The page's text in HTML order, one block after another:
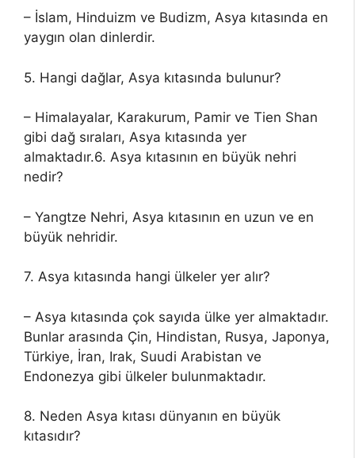
– İslam, Hinduizm ve Budizm, Asya kıtasında en
yaygın olan dinlerdir.
5. Hangi dağlar, Asya kıtasında bulunur?
– Himalayalar, Karakurum, Pamir ve Tien Shan
gibi dağ sıraları, Asya kıtasında yer
almaktadır.6. Asya kıtasının en büyük nehri
nedir?
– Yangtze Nehri, Asya kıtasının en uzun ve en
büyük nehridir.
7. Asya kıtasında hangi ülkeler yer alır?
– Asya kıtasında çok sayıda ülke yer almaktadır.
Bunlar arasında Çin, Hindistan, Rusya, Japonya,
Türkiye, İran, Irak, Suudi Arabistan ve
Endonezya gibi ülkeler bulunmaktadır.
8. Neden Asya kıtası dünyanın en büyük
kıtasıdır?